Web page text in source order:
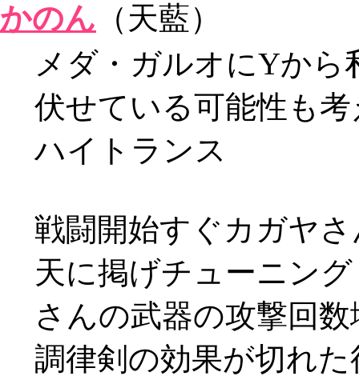
かのん （天藍）
メダ・ガルオにYから
伏せている可能性も
ハイトランス
戦闘開始すぐカガヤ
天に掲げチューニン
さんの武器の攻撃回数
調律剣の効果が切れ